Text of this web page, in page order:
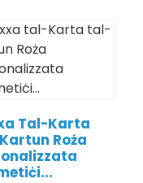
Tal-Karta
Roża